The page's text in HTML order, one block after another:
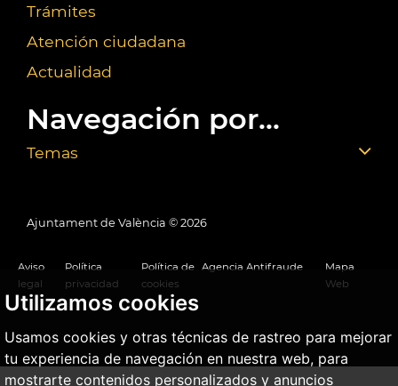
Utilizamos cookies
Usamos cookies y otras técnicas de rastreo para mejorar
tu experiencia de navegación en nuestra web, para
mostrarte contenidos personalizados y anuncios
Trámites
Atención ciudadana
Actualidad
Navegación por...
Temas
Ajuntament de València © 2026
Aviso
legal
Política
privacidad
Política de
cookies
Agencia Antifraude
Mapa
Web